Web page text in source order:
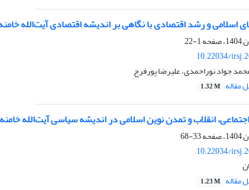
اسلامی و رشد اقتصادی با نگاهی بر اندیشه‌ اقتصادی آیت‌الله
1-22
10.22034/
جواد نوراحمدی، علیرضا پورفرج
مقاله 1.32 M
انقلاب و تمدن نوین اسلامی در اندیشه سیاسی آیت‌الله
33-68
10.22034/
مقاله 1.23 M